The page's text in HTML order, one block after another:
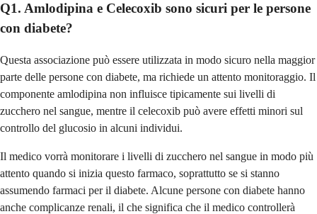
Q1. Amlodipina e Celecoxib sono sicuri per le persone
con diabete?
Questa associazione può essere utilizzata in modo sicuro nella maggior
parte delle persone con diabete, ma richiede un attento monitoraggio. Il
componente amlodipina non influisce tipicamente sui livelli di
zucchero nel sangue, mentre il celecoxib può avere effetti minori sul
controllo del glucosio in alcuni individui.
Il medico vorrà monitorare i livelli di zucchero nel sangue in modo più
attento quando si inizia questo farmaco, soprattutto se si stanno
assumendo farmaci per il diabete. Alcune persone con diabete hanno
anche complicanze renali, il che significa che il medico controllerà